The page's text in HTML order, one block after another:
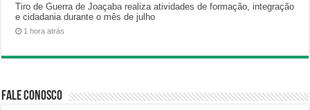
Tiro de Guerra de Joaçaba realiza atividades de formação, integração
e cidadania durante o mês de julho
1 hora atrás
Fale Conosco